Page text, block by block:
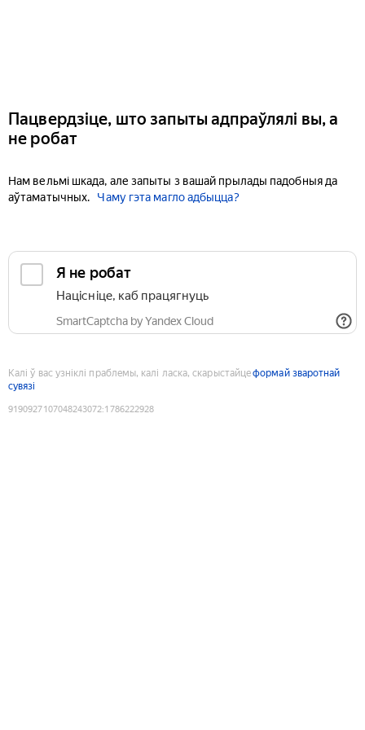
Пацвердзіце, што запыты адпраўлялі вы, а
не робат
Нам вельмі шкада, але запыты з вашай прылады падобныя да
аўтаматычных.
Чаму гэта магло адбыцца?
Я не робат
Націсніце, каб працягнуць
SmartCaptcha by Yandex Cloud
Калі ў вас узніклі праблемы, калі ласка, скарыстайцеформай зваротнай
сувязі
9190927107048243072:1786222928